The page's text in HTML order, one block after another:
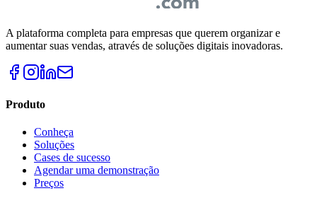
A plataforma completa para empresas que querem organizar e
aumentar suas vendas, através de soluções digitais inovadoras.
Produto
Conheça
Soluções
Cases de sucesso
Agendar uma demonstração
Preços